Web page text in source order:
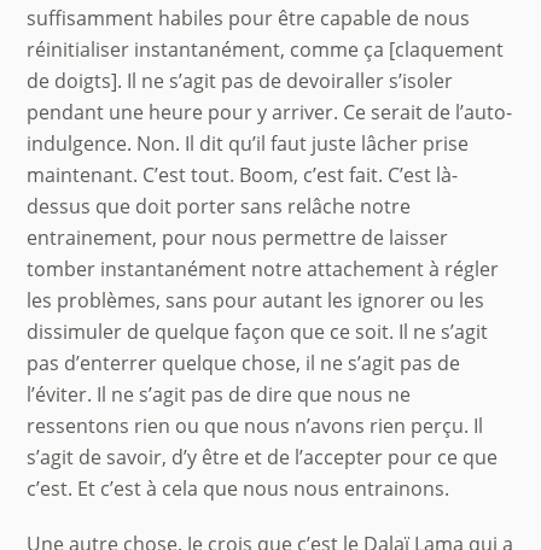
suffisamment habiles pour être capable de nous
réinitialiser instantanément, comme ça [claquement
de doigts]. Il ne s’agit pas de devoiraller s’isoler
pendant une heure pour y arriver. Ce serait de l’auto-
indulgence. Non. Il dit qu’il faut juste lâcher prise
maintenant. C’est tout. Boom, c’est fait. C’est là-
dessus que doit porter sans relâche notre
entrainement, pour nous permettre de laisser
tomber instantanément notre attachement à régler
les problèmes, sans pour autant les ignorer ou les
dissimuler de quelque façon que ce soit. Il ne s’agit
pas d’enterrer quelque chose, il ne s’agit pas de
l’éviter. Il ne s’agit pas de dire que nous ne
ressentons rien ou que nous n’avons rien perçu. Il
s’agit de savoir, d’y être et de l’accepter pour ce que
c’est. Et c’est à cela que nous nous entrainons.
Une autre chose. Je crois que c’est le Dalaï Lama qui a